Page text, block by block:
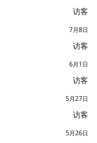
访客
7月8日
访客
6月1日
访客
5月27日
访客
5月26日